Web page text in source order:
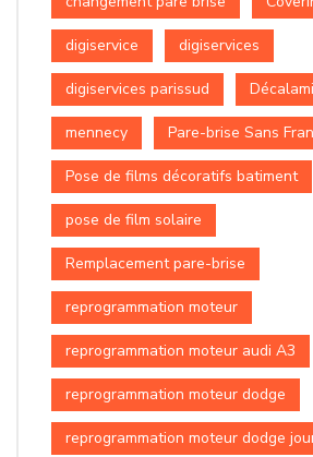
digiservice digiservices
digiservices parissud
mennecy Pare-brise Sans
Pose de films décoratifs batiment
pose de film solaire
Remplacement pare-brise
reprogrammation moteur
reprogrammation moteur audi A3
reprogrammation moteur dodge
reprogrammation moteur dodge